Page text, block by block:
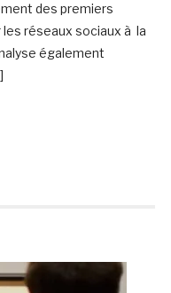
des premiers
réseaux sociaux à la
également